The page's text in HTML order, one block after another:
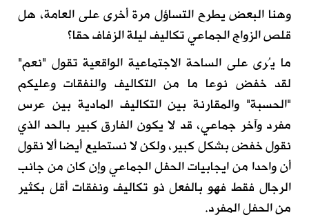
وهنا البعض يطرح التساؤل مرة أخرى على العامة، هل
قلص الزواج الجماعي تكاليف ليلة الزفاف حقا؟
ما يُرى على الساحة الاجتماعية الواقعية تقول "نعم"
لقد خفض نوعا ما من التكاليف والنفقات وعليكم
"الحسبة" والمقارنة بين التكاليف المادية بين عرس
مفرد وآخر جماعي، قد لا يكون الفارق كبير بالحد الذي
نقول خفض بشكل كبير، ولكن لا نستطيع أيضا ألا نقول
أن واحدا من ايجابيات الحفل الجماعي وإن كان من جانب
الرجال فقط فهو بالفعل ذو تكاليف ونفقات أقل بكثير
من الحفل المفرد.